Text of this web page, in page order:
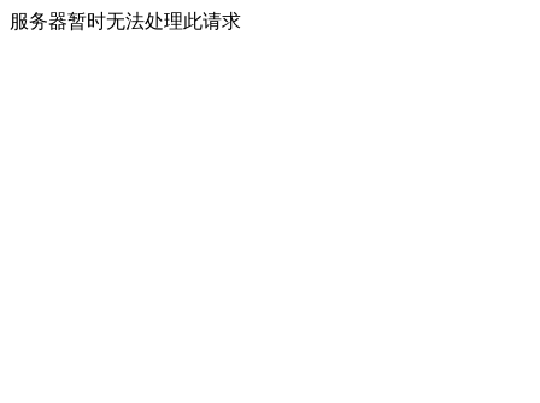
服务器暂时无法处理此请求